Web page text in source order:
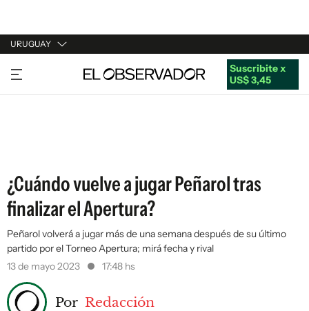
URUGUAY
URUGUAY
ARGENTINA
Suscribite x
US$ 3,45
¿Cuándo vuelve a jugar Peñarol tras
finalizar el Apertura?
Peñarol volverá a jugar más de una semana después de su último
partido por el Torneo Apertura; mirá fecha y rival
13 de mayo 2023
17:48 hs
Por Redacción